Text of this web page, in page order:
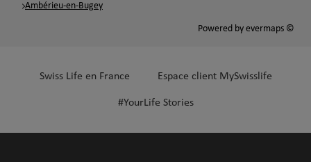
Ambérieu-en-Bugey
Powered by evermaps ©
Swiss Life en France Espace client MySwisslife
#YourLife Stories